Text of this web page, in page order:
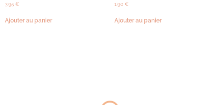
3,95 €
Ajouter au panier
1,90 €
Ajouter au panier